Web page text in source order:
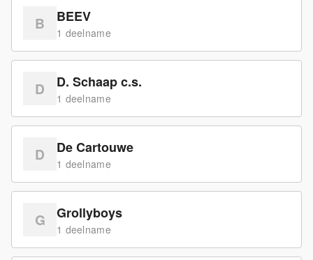
B BEEV
1 deelname
D D. Schaap c.s.
1 deelname
D De Cartouwe
1 deelname
G Grollyboys
1 deelname